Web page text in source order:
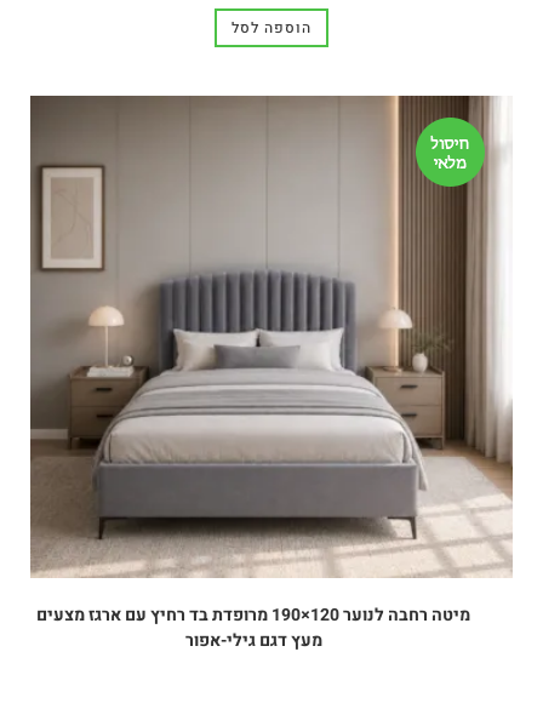
הוספה לסל
מיטה רחבה לנוער 120×190 מרופדת בד רחיץ עם ארגז מצעים
מעץ דגם גילי-אפור